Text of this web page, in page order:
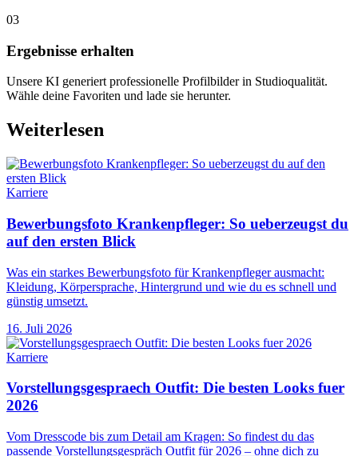
03
Ergebnisse erhalten
Unsere KI generiert professionelle Profilbilder in Studioqualität.
Wähle deine Favoriten und lade sie herunter.
Weiterlesen
Karriere
Bewerbungsfoto Krankenpfleger: So ueberzeugst du
auf den ersten Blick
Was ein starkes Bewerbungsfoto für Krankenpfleger ausmacht:
Kleidung, Körpersprache, Hintergrund und wie du es schnell und
günstig umsetzt.
16. Juli 2026
Karriere
Vorstellungsgespraech Outfit: Die besten Looks fuer
2026
Vom Dresscode bis zum Detail am Kragen: So findest du das
passende Vorstellungsgespräch Outfit für 2026 – ohne dich zu